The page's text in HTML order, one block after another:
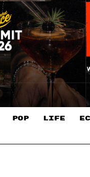
POP LIFE